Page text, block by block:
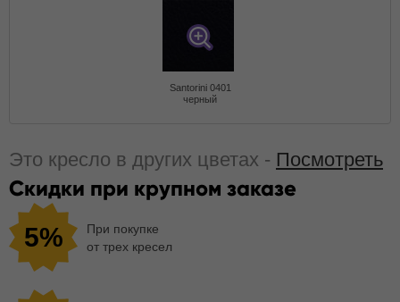
Santorini 0401
черный
Это кресло в других цветах - Посмотреть
Скидки при крупном заказе
5%
При покупке
от трех кресел